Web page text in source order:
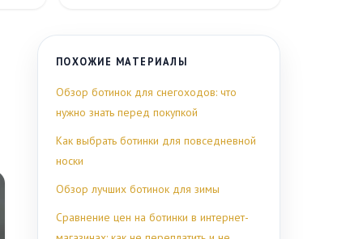
ПОХОЖИЕ МАТЕРИАЛЫ
Обзор ботинок для снегоходов: что
нужно знать перед покупкой
Как выбрать ботинки для повседневной
носки
Обзор лучших ботинок для зимы
Сравнение цен на ботинки в интернет-